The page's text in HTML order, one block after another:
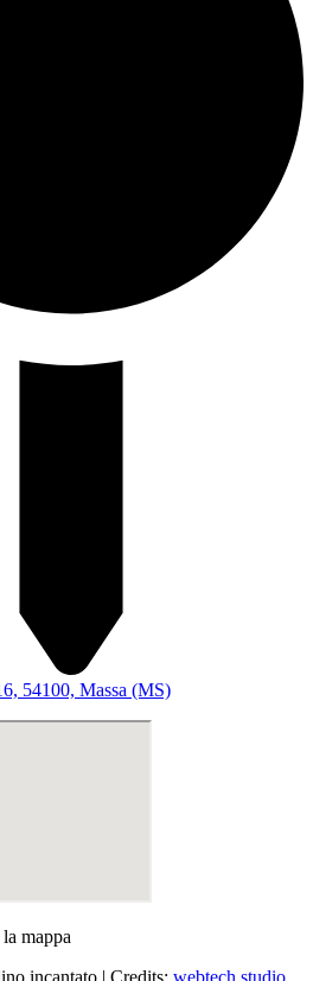
54100, Massa (MS)
mappa